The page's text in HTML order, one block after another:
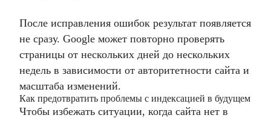
После исправления ошибок результат появляется
не сразу. Google может повторно проверять
страницы от нескольких дней до нескольких
недель в зависимости от авторитетности сайта и
масштаба изменений.
Как предотвратить проблемы с индексацией в будущем
Чтобы избежать ситуации, когда сайта нет в